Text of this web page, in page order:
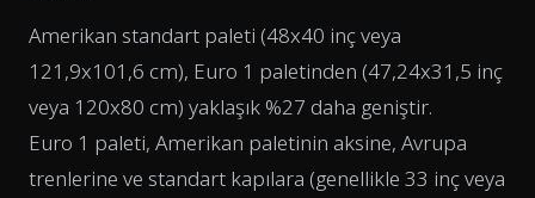
Amerikan standart paleti (48x40 inç veya
121,9x101,6 cm), Euro 1 paletinden (47,24x31,5 inç
veya 120x80 cm) yaklaşık %27 daha geniştir.
Euro 1 paleti, Amerikan paletinin aksine, Avrupa
trenlerine ve standart kapılara (genellikle 33 inç veya